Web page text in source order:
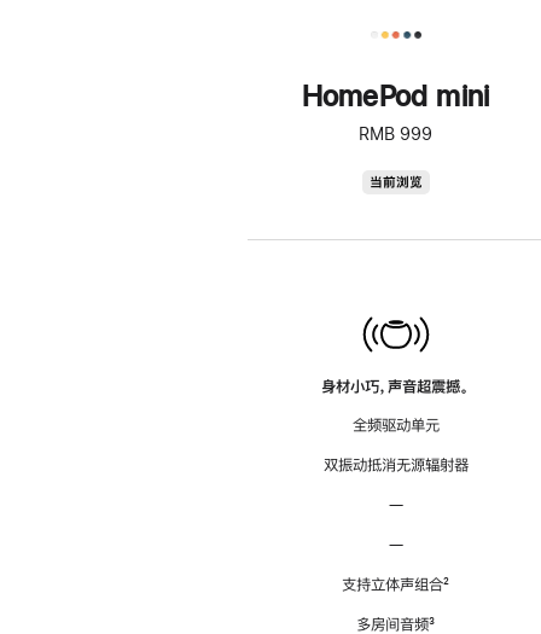
HomePod mini
RMB 999
当前浏览
身材小巧，声音超震撼。
全频驱动单元
双振动抵消无源辐射器
—
—
支持立体声组合脚
²
多房间音频脚
³